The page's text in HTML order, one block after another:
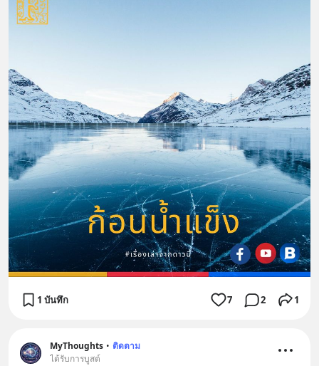
1 บันทึก 7 2 1
MyThoughts • ติดตาม
ได้รับการบูสต์